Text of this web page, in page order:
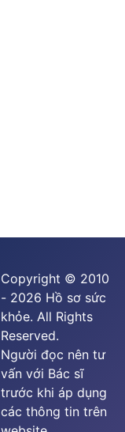
Copyright © 2010
- 2026 Hồ sơ sức
khỏe. All Rights
Reserved.
Người đọc nên tư
vấn với Bác sĩ
trước khi áp dụng
các thông tin trên